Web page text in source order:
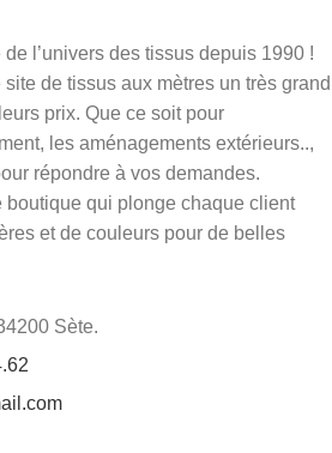
l’univers des tissus depuis 1990 !
de tissus aux mètres un très grand
prix. Que ce soit pour
les aménagements extérieurs..,
répondre à vos demandes.
boutique qui plonge chaque client
et de couleurs pour de belles
Sète.